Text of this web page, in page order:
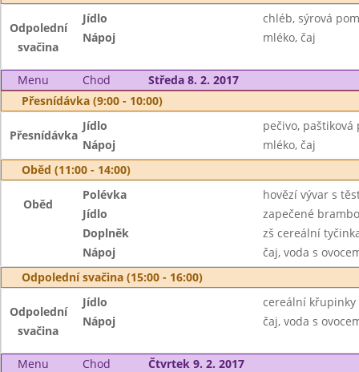
Odpolední
svačina
Jídlo
chléb, sýrová
Nápoj
mléko, čaj
Menu Chod
Středa 8. 2. 2017
Přesnídávka (9:00 - 10:00)
Přesnídávka
Jídlo
pečivo, paštiková
Nápoj
mléko, čaj
Oběd (11:00 - 14:00)
Oběd
Polévka
hovězí vývar s
Jídlo
zapečené
Doplněk
zš cereální
Nápoj
čaj, voda s
Odpolední svačina (15:00 - 16:00)
Odpolední
svačina
Jídlo
cereální křupinky
Nápoj
čaj, voda s
Menu Chod
Čtvrtek 9. 2. 2017